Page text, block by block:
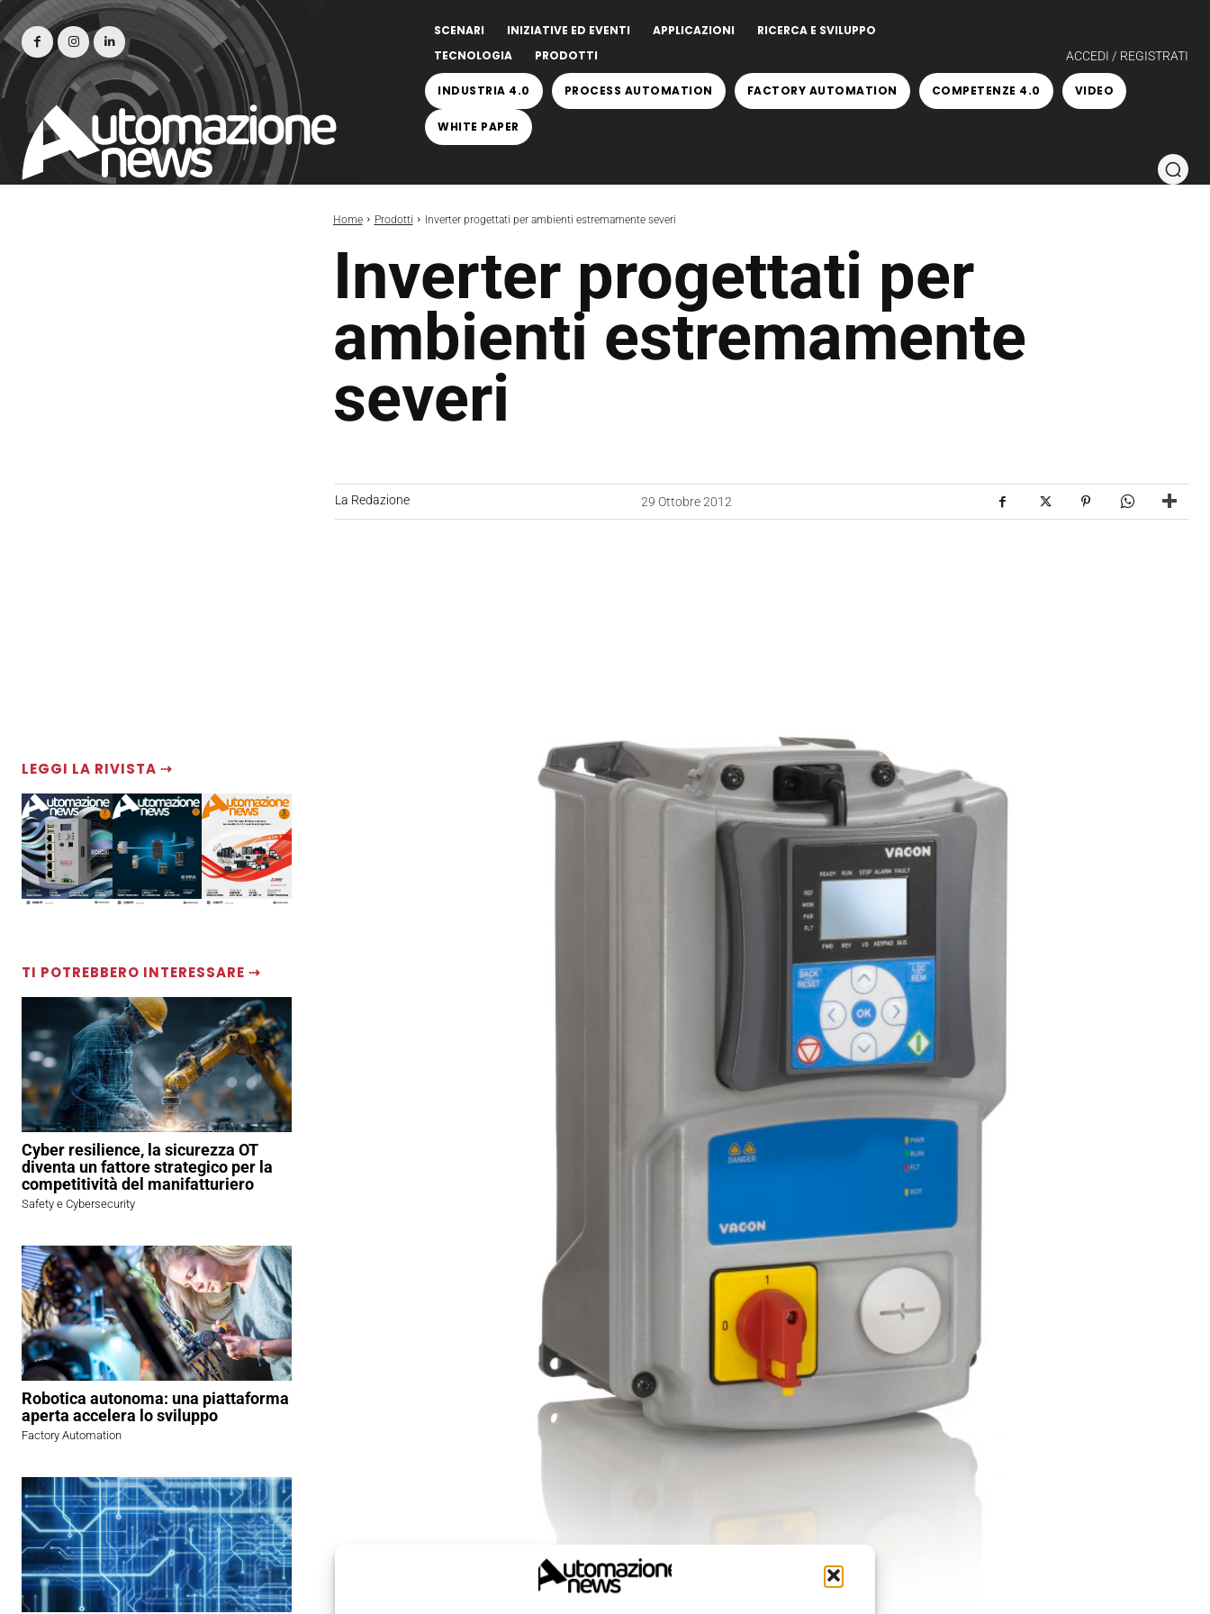
SCENARI INIZIATIVE ED EVENTI APPLICAZIONI
RICERCA E SVILUPPO
TECNOLOGIA
PRODOTTI ACCEDI / REGISTRATI
INDUSTRIA 4.0 PROCESS AUTOMATION FACTORY AUTOMATION COMPETENZE 4.0 VIDEO
WHITE PAPER
Home Prodotti Inverter progettati per ambienti estremamente severi
Inverter progettati per
ambienti estremamente
severi
LEGGI LA RIVISTA ⇢
TI POTREBBERO INTERESSARE ⇢
Cyber resilience, la sicurezza OT
diventa un fattore strategico per la
competitività del manifatturiero
Safety e Cybersecurity
Robotica autonoma: una piattaforma
aperta accelera lo sviluppo
Factory Automation
La Redazione 29 Ottobre 2012